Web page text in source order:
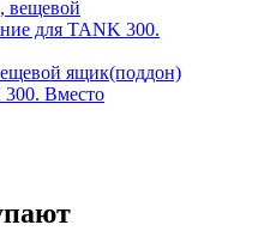
ящик(поддон)
300. Вместо